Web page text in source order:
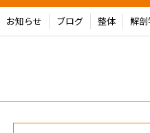
お知らせ ブログ 整体 解